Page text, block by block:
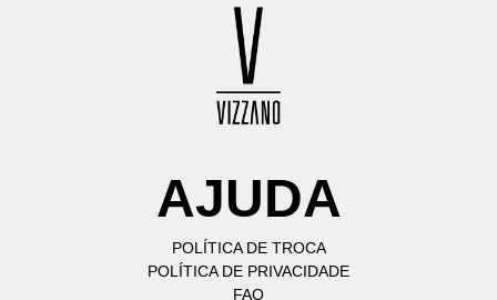
AJUDA
POLÍTICA DE TROCA
POLÍTICA DE PRIVACIDADE
FAQ